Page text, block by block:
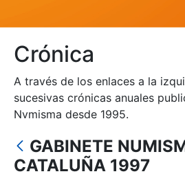
Erakutsi/Ezkutatu
Crónica
A través de los enlaces a la
sucesivas crónicas anuales
Nvmisma desde 1995.
GABINETE
CATALUÑA 1997